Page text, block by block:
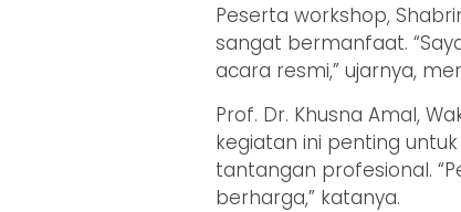
Peserta workshop,
sangat bermanfaat.
acara resmi,” ujarnya,
Prof. Dr. Khusna Amal,
kegiatan ini penting
tantangan profesional.
berharga,” katanya.